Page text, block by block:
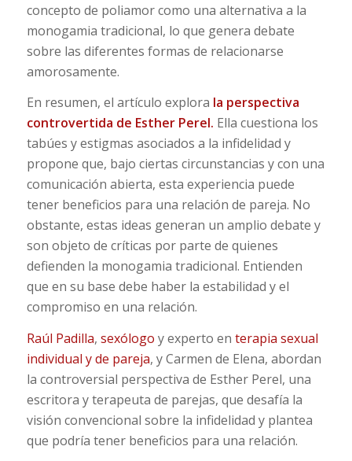
concepto de poliamor como una alternativa a la
monogamia tradicional, lo que genera debate
sobre las diferentes formas de relacionarse
amorosamente.
En resumen, el artículo explora la perspectiva
controvertida de Esther Perel. Ella cuestiona los
tabúes y estigmas asociados a la infidelidad y
propone que, bajo ciertas circunstancias y con una
comunicación abierta, esta experiencia puede
tener beneficios para una relación de pareja. No
obstante, estas ideas generan un amplio debate y
son objeto de críticas por parte de quienes
defienden la monogamia tradicional. Entienden
que en su base debe haber la estabilidad y el
compromiso en una relación.
Raúl Padilla, sexólogo y experto en terapia sexual
individual y de pareja, y Carmen de Elena, abordan
la controversial perspectiva de Esther Perel, una
escritora y terapeuta de parejas, que desafía la
visión convencional sobre la infidelidad y plantea
que podría tener beneficios para una relación.